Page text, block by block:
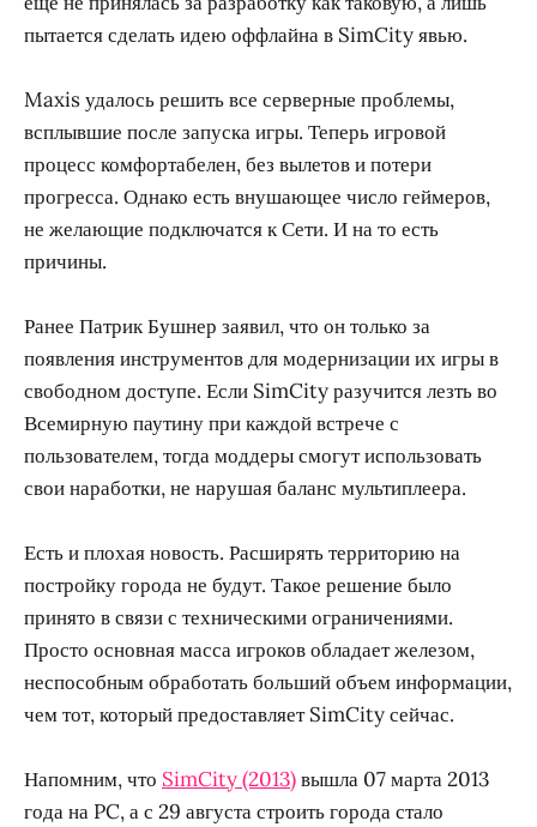
пытается сделать идею оффлайна в SimCity явью.
Maxis удалось решить все серверные проблемы,
всплывшие после запуска игры. Теперь игровой
процесс комфортабелен, без вылетов и потери
прогресса. Однако есть внушающее число геймеров,
не желающие подключатся к Сети. И на то есть
причины.
Ранее Патрик Бушнер заявил, что он только за
появления инструментов для модернизации их игры в
свободном доступе. Если SimCity разучится лезть во
Всемирную паутину при каждой встрече с
пользователем, тогда моддеры смогут использовать
свои наработки, не нарушая баланс мультиплеера.
Есть и плохая новость. Расширять территорию на
постройку города не будут. Такое решение было
принято в связи с техническими ограничениями.
Просто основная масса игроков обладает железом,
неспособным обработать больший объем информации,
чем тот, который предоставляет SimCity сейчас.
Напомним, что SimCity (2013)вышла 07 марта 2013
года на PC, а с 29 августа строить города стало